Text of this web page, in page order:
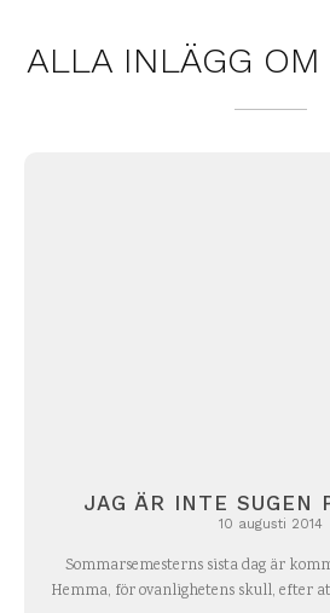
ALLA INLÄGG OM
JAG ÄR INTE SUGEN
10 augusti 2014
Sommarsemesterns sista dag är
Hemma, för ovanlighetens skull, efter